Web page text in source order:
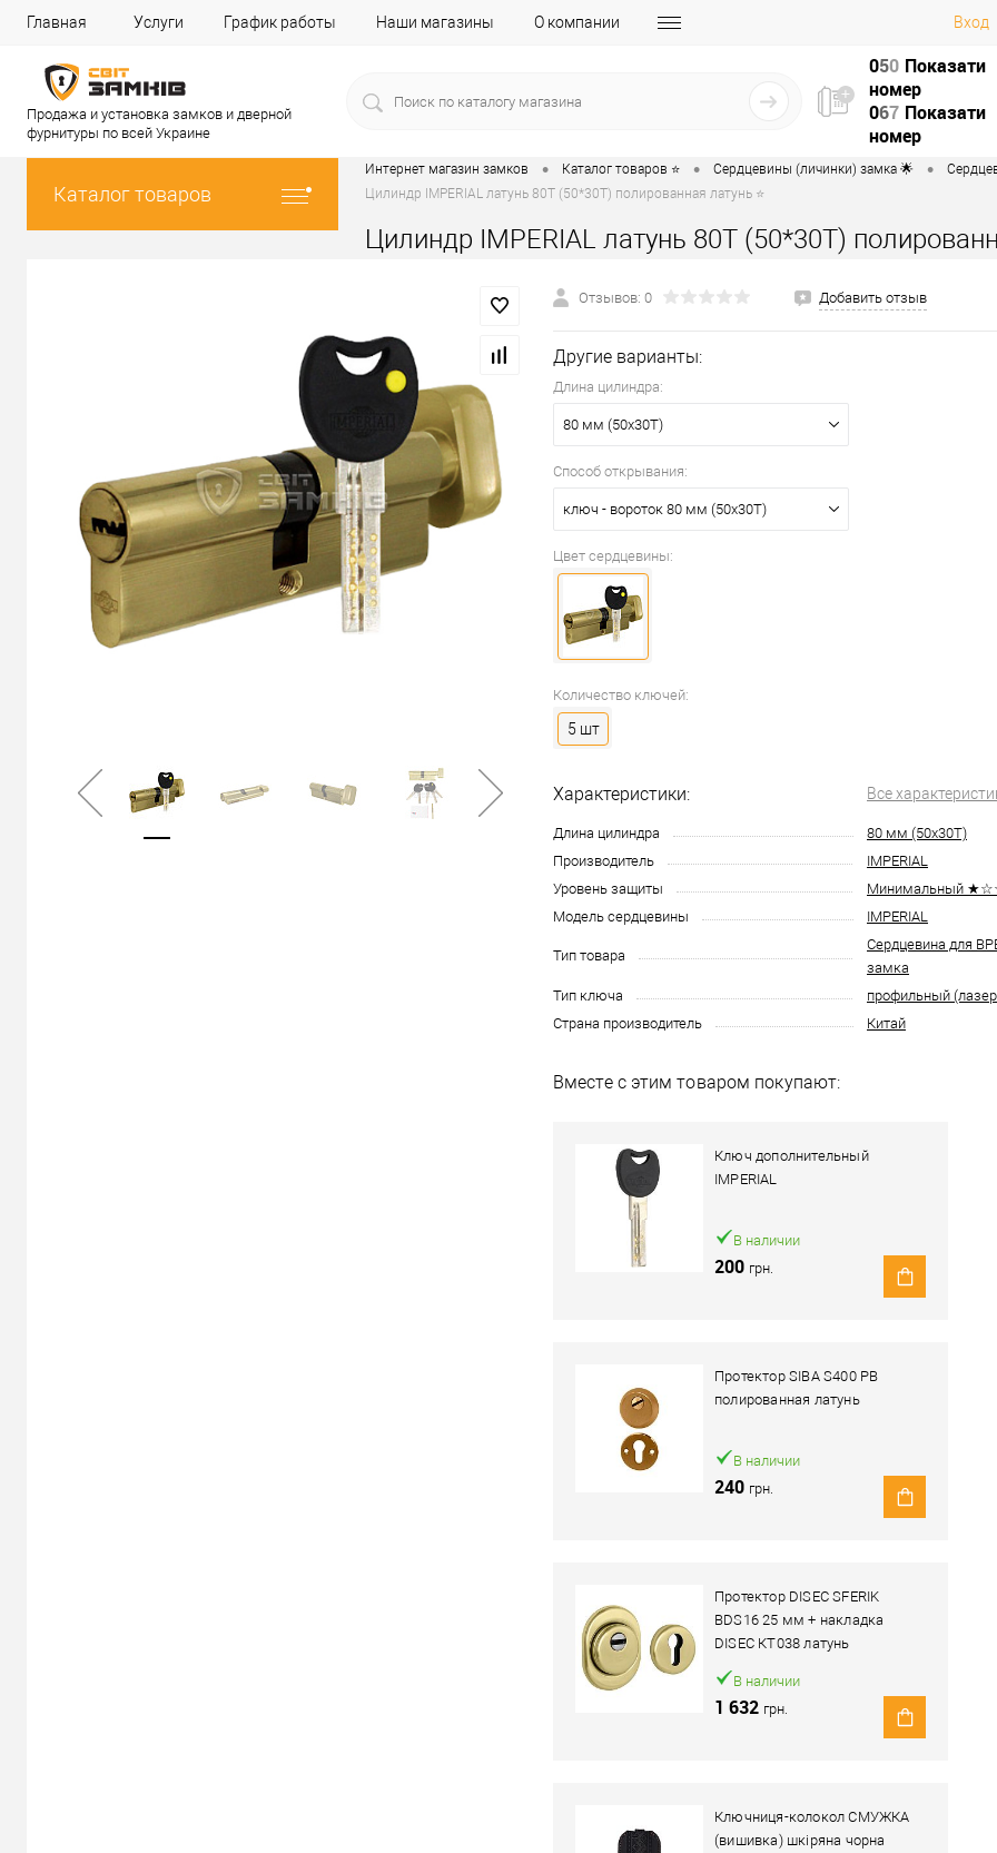
Главная Услуги График работы Наши магазины О компании Вход
Продажа и установка замков и дверной
фурнитуры по всей Украине
050 Показати
номер
067 Показати
номер
Каталог товаров
Интернет магазин замков • Каталог товаров ⭐ • Сердцевины (личинки) замка 🌟 •
Цилиндр IMPERIAL латунь 80T (50*30T) полированная латунь ⭐
Цилиндр IMPERIAL латунь 80T (50*30T)
Отзывов: 0 Добавить отзыв
Другие варианты:
Длина цилиндра:
80 мм (50x30T)
Способ открывания:
ключ - вороток 80 мм (50x30T)
Цвет сердцевины:
Количество ключей:
5 шт
Характеристики: Все
Длина цилиндра
80 мм (50x30T)
Производитель
IMPERIAL
Уровень защиты
Минимальный
Модель сердцевины
IMPERIAL
Тип товара
Сердцевина для
замка
Тип ключа
профильный
Страна производитель
Китай
Вместе с этим товаром покупают:
Ключ дополнительный
IMPERIAL
В наличии
200 грн.
Протектор SIBA S400 PB
полированная латунь
В наличии
240 грн.
Протектор DISEC SFERIK
BDS16 25 мм + накладка
DISEC КТ038 латунь
полированная
В наличии
1 632 грн.
Ключниця-колокол СМУЖКА
(вишивка) шкіряна чорна